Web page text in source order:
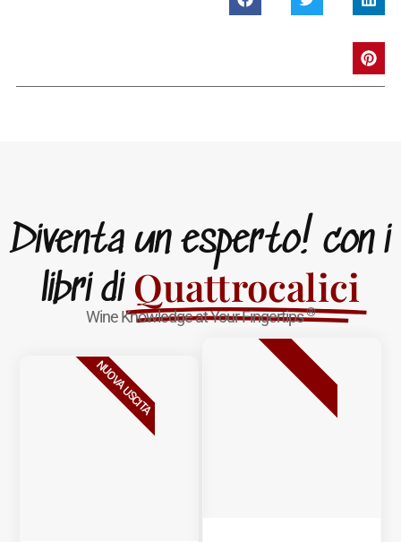
Diventa un esperto! con i
libri di Quattrocalici
Wine Knowledge at Your Fingertips®
NUOVA USCITA BESTSELLER